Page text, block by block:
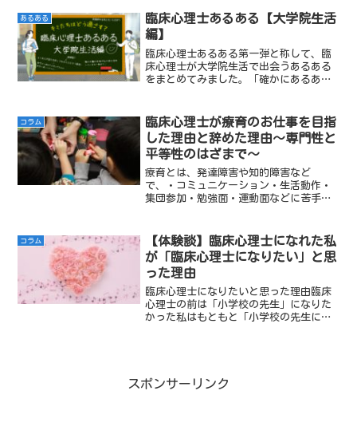
あるある
臨床心理士あるある【大学院生活
編】
臨床心理士あるある第一弾と称して、臨
床心理士が大学院生活で出会うあるある
をまとめてみました。「確かにあるあ
ある【ワクワクドキドキ大学院生活編】
どうぞお楽しみください。
コラム
臨床心理士が療育のお仕事を目指
した理由と辞めた理由～専門性と
平等性のはざまで～
療育とは、発達障害や知的障害など
で、・コミュニケーション・生活動作・
集団参加・勉強面・運動面などに苦手さ
を見つけて、伝えていくお仕事です。今
回は、療育ってどんな仕事？と...
コラム
【体験談】臨床心理士になれた私
が「臨床心理士になりたい」と思
った理由
臨床心理士になりたいと思った理由臨床
心理士の前は「小学校の先生」になりた
かった私はもともと「小学校の先生にな
スポンサーリンク